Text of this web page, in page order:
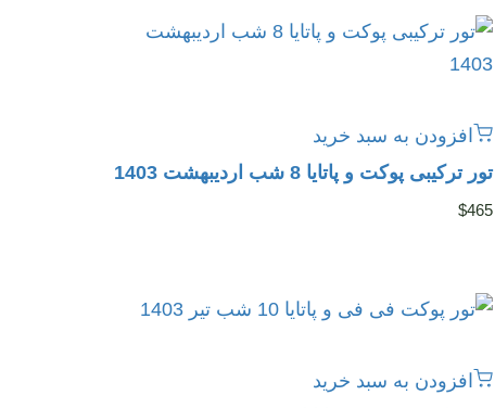
افزودن به سبد خرید
تور ترکیبی پوکت و پاتایا 8 شب اردیبهشت 1403
$465
افزودن به سبد خرید